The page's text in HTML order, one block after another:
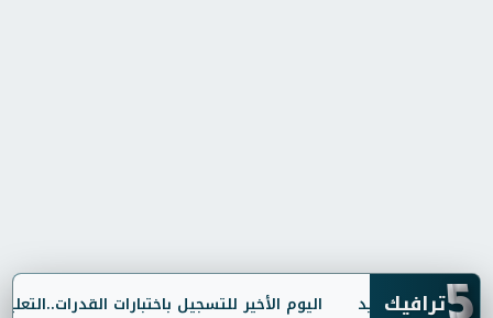
ترافيك اليوم الأخير للتسجيل باختبارات القدرات..التعليم